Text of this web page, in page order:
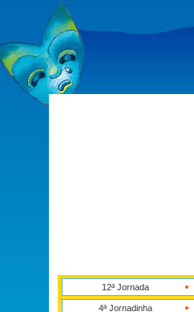
12ª Jornada
4ª Jornadinha